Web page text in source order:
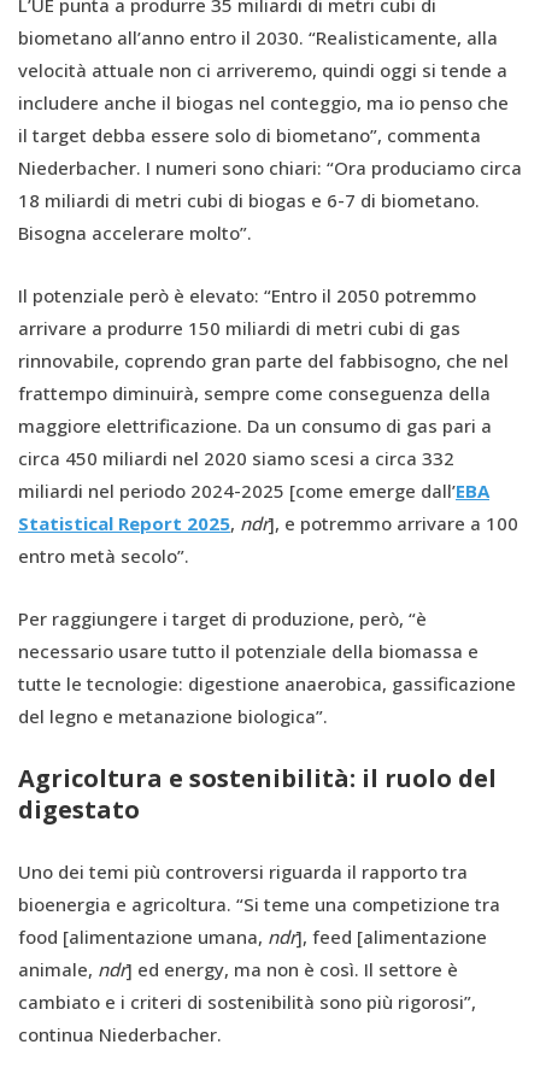
L’UE punta a produrre 35 miliardi di metri cubi di
biometano all’anno entro il 2030. “Realisticamente, alla
velocità attuale non ci arriveremo, quindi oggi si tende a
includere anche il biogas nel conteggio, ma io penso che
il target debba essere solo di biometano”, commenta
Niederbacher. I numeri sono chiari: “Ora produciamo circa
18 miliardi di metri cubi di biogas e 6-7 di biometano.
Bisogna accelerare molto”.
Il potenziale però è elevato: “Entro il 2050 potremmo
arrivare a produrre 150 miliardi di metri cubi di gas
rinnovabile, coprendo gran parte del fabbisogno, che nel
frattempo diminuirà, sempre come conseguenza della
maggiore elettrificazione. Da un consumo di gas pari a
circa 450 miliardi nel 2020 siamo scesi a circa 332
miliardi nel periodo 2024-2025 [come emerge dall’EBA
Statistical Report 2025, ndr], e potremmo arrivare a 100
entro metà secolo”.
Per raggiungere i target di produzione, però, “è
necessario usare tutto il potenziale della biomassa e
tutte le tecnologie: digestione anaerobica, gassificazione
del legno e metanazione biologica”.
Agricoltura e sostenibilità: il ruolo del
digestato
Uno dei temi più controversi riguarda il rapporto tra
bioenergia e agricoltura. “Si teme una competizione tra
food [alimentazione umana, ndr], feed [alimentazione
animale, ndr] ed energy, ma non è così. Il settore è
cambiato e i criteri di sostenibilità sono più rigorosi”,
continua Niederbacher.